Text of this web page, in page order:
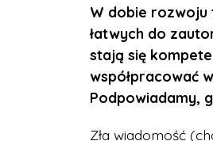
W dobie rozwoju
łatwych do
stają się
współpracować
Podpowiadamy,
Zła wiadomość